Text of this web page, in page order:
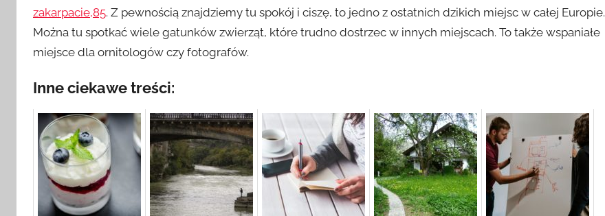
zakarpacie,85. Z pewnością znajdziemy tu spokój i ciszę, to jedno z ostatnich dzikich miejsc w całej Europie.
Można tu spotkać wiele gatunków zwierząt, które trudno dostrzec w innych miejscach. To także wspaniałe
miejsce dla ornitologów czy fotografów.
Inne ciekawe treści: